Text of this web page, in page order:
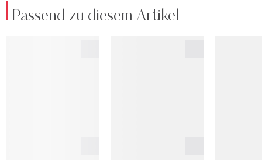
Passend zu diesem Artikel